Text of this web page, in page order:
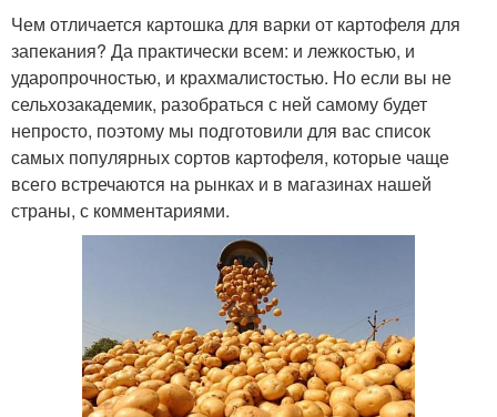
Чем отличается картошка для варки от картофеля для
запекания? Да практически всем: и лежкостью, и
ударопрочностью, и крахмалистостью. Но если вы не
сельхозакадемик, разобраться с ней самому будет
непросто, поэтому мы подготовили для вас список
самых популярных сортов картофеля, которые чаще
всего встречаются на рынках и в магазинах нашей
страны, с комментариями.